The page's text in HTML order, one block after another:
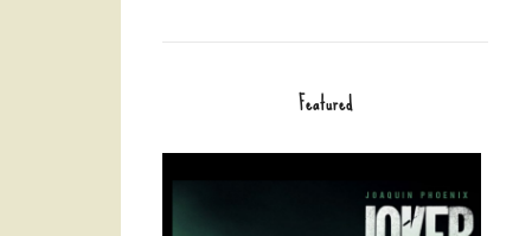
Featured